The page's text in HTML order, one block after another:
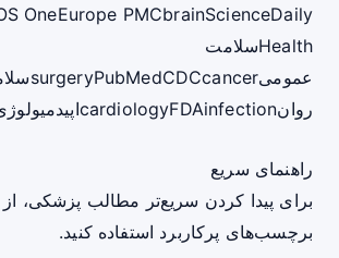
OneEurope PMCbrainScienceDaily
Healthسلامت
عمومی
surgeryPubMedCDCcancer
روان
cardiologyFDAinfection
راهنمای سریع
برای پیدا کردن سریع‌تر مطالب پزشکی،
برچسب‌های پرکاربرد استفاده کنید.